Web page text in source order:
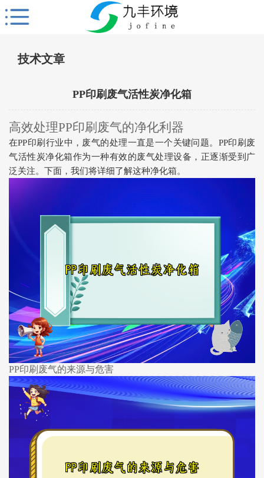
技术文章
PP印刷废气活性炭净化箱
高效处理PP印刷废气的净化利器
在PP印刷行业中，废气的处理一直是一个关键问题。PP印刷废
气活性炭净化箱作为一种有效的废气处理设备，正逐渐受到广
泛关注。下面，我们将详细了解这种净化箱。
PP印刷废气的来源与危害